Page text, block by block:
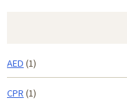
AED (1)
CPR (1)